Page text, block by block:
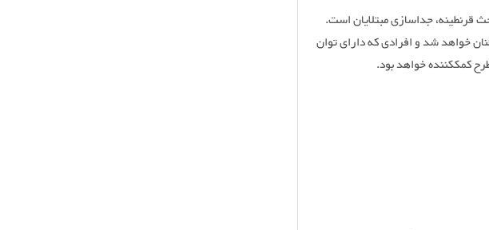
جداسازی مبتلایان است.
خواهد شد و افرادی که دارای توان
کمککننده خواهد بود.